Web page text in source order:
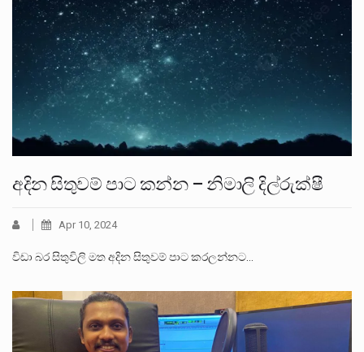
අදින සිතුවම් පාට කන්න – නිමාලි දිල්රුක්ෂී
Apr 10, 2024
විඩා බර සිතුවිලි මත අදින සිතුවම් පාට කරලන්නට…